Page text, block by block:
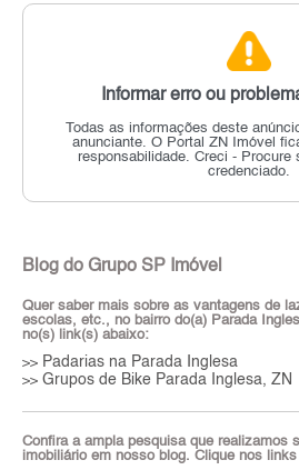
Informar erro ou
Todas as informações deste
anunciante. O Portal ZN Imóvel
responsabilidade. Creci - Procure
credenciado.
Blog do Grupo SP Imóvel
Quer saber mais sobre as vantagens de
escolas, etc., no bairro do(a) Parada
no(s) link(s) abaixo:
>> Padarias na Parada Inglesa
>> Grupos de Bike Parada Inglesa, ZN
Confira a ampla pesquisa que realizamos
imobiliário em nosso blog. Clique nos